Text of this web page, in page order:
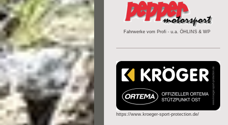
Fahrwerke vom Profi - u.a. ÖHLINS & WP
https://www.kroeger-sport-protection.de/